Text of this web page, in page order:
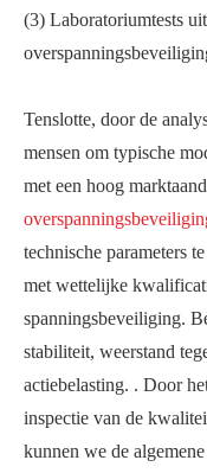
(3) Laboratoriumtests
Tenslotte, door de
mensen om typische
met een hoog
technische parameters
met wettelijke
spanningsbeveiliging.
stabiliteit, weerstand
actiebelasting. . Door
inspectie van de
kunnen we de